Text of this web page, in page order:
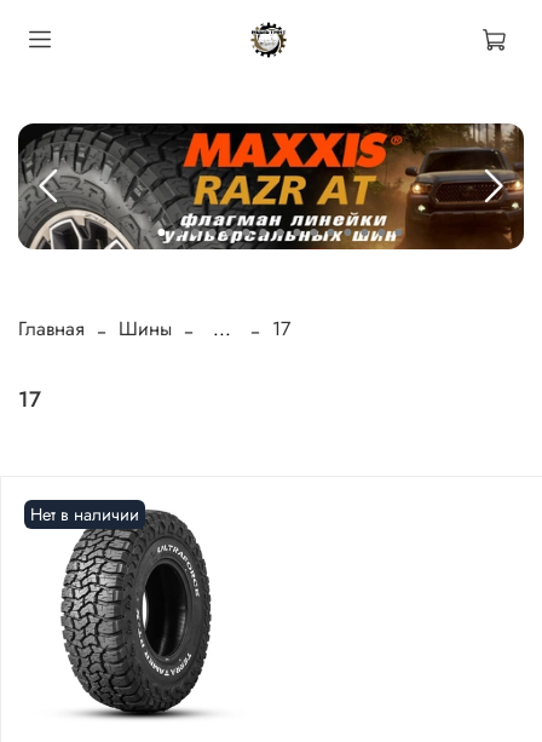
Главная Шины ... 17
17
Нет в наличии